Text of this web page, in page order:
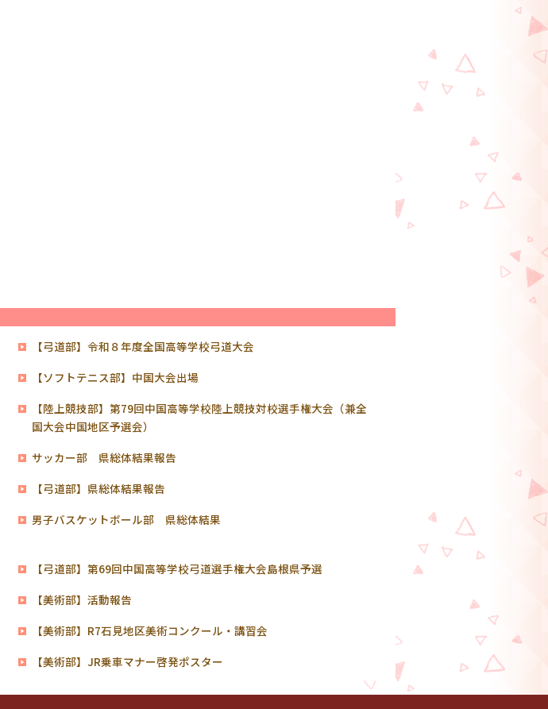
【弓道部】令和８年度全国高等学校弓道大会
【ソフトテニス部】中国大会出場
【陸上競技部】第79回中国高等学校陸上競技対校選手権大会（兼全
国大会中国地区予選会）
サッカー部 県総体結果報告
【弓道部】県総体結果報告
男子バスケットボール部 県総体結果
【弓道部】第69回中国高等学校弓道選手権大会島根県予選
【美術部】活動報告
【美術部】R7石見地区美術コンクール・講習会
【美術部】JR乗車マナー啓発ポスター